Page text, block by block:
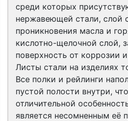
среди которых
нержавеющей стали, слой
проникновения масла и
кислотно-щелочной
поверхность от коррозии
Листы стали на изделиях
Все полки и рейлинги
пустой полости внутри,
отличительной
является несомненным её